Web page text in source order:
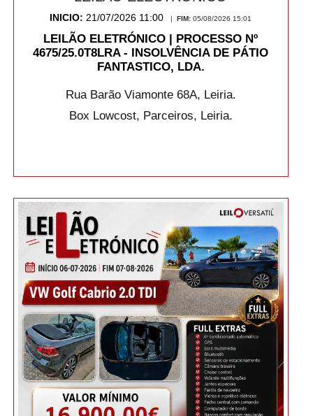
INICIO: 21/07/2026 11:00 |FIM:05/08/2026 15:01
LEILÃO ELETRÓNICO | PROCESSO Nº
4675/25.0T8LRA - INSOLVÊNCIA DE PÁTIO
FANTASTICO, LDA.
Rua Barão Viamonte 68A, Leiria.
Box Lowcost, Parceiros, Leiria.